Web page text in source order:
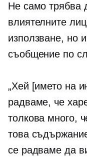
Не само трябва
влиятелните
използване, но
съобщение по
„Хей [името на
радваме, че
толкова много,
това
се радваме да